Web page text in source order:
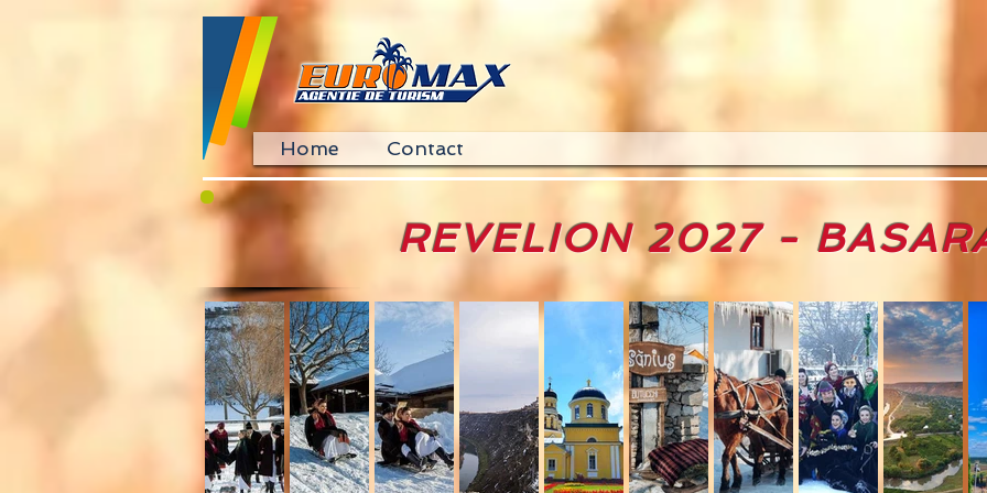
Home Contact
REVELION 2027 -